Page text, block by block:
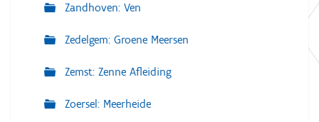
Zandhoven: Ven
Zedelgem: Groene Meersen
Zemst: Zenne Afleiding
Zoersel: Meerheide